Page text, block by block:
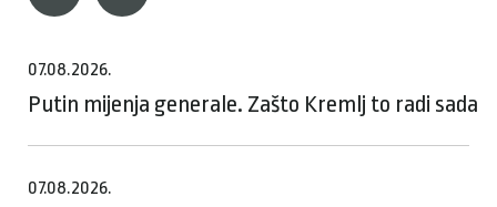
07.08.2026.
Putin mijenja generale. Zašto Kremlj to radi sada
07.08.2026.